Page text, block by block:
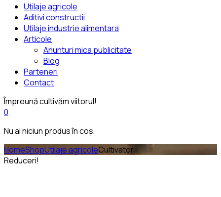
Utilaje agricole
Aditivi constructii
Utilaje industrie alimentara
Articole
Anunturi mica publicitate
Blog
Parteneri
Contact
Împreună cultivăm viitorul!
0
Nu ai niciun produs în coș.
HomeShopUtilaje agricoleCultivator
Reduceri!